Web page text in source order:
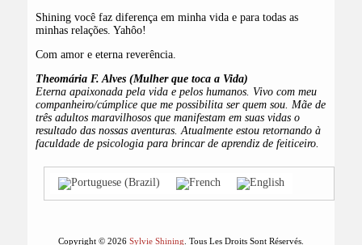
Shining você faz diferença em minha vida e para todas as
minhas relações. Yahôo!
Com amor e eterna reverência.
Theomária F. Alves (Mulher que toca a Vida)
Eterna apaixonada pela vida e pelos humanos. Vivo com meu
companheiro/cúmplice que me possibilita ser quem sou. Mãe de
três adultos maravilhosos que manifestam em suas vidas o
resultado das nossas aventuras. Atualmente estou retornando à
faculdade de psicologia para brincar de aprendiz de feiticeiro.
Copyright © 2026 Sylvie Shining . Tous Les Droits Sont Réservés.